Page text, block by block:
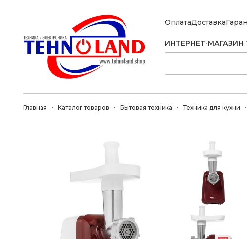
ОплатаДоставка
ИНТЕРНЕТ-МАГАЗИН
Главная Каталог товаров Бытовая техника Техника для кухни